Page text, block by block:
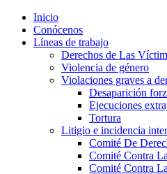
Inicio
Conócenos
Líneas de trabajo
Derechos de Las
Violencia de género
Violaciones graves a
Desaparición
Ejecuciones
Tortura
Litigio e incidencia
Comité De
Comité Contra
Comité Contra